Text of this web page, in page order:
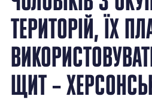
ТЕРИТОРІЙ, ЇХ
ЩИТ –